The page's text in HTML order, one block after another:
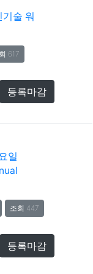
술 워
617
등록마감
일
조회 447
등록마감